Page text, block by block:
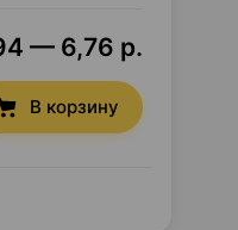
— 6,76 р.
В корзину